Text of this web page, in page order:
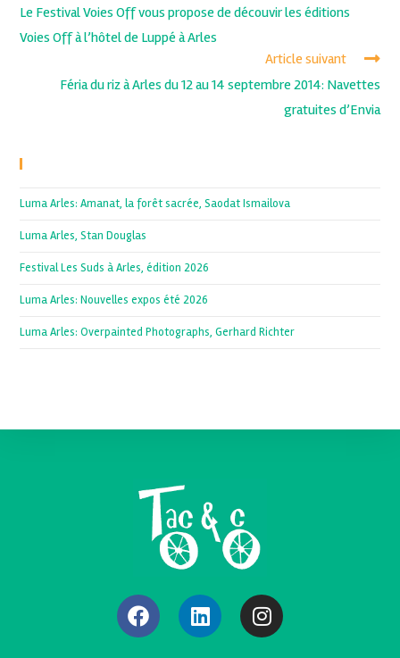
Le Festival Voies Off vous propose de découvir les éditions
Voies Off à l’hôtel de Luppé à Arles
Article suivant
Féria du riz à Arles du 12 au 14 septembre 2014: Navettes
gratuites d’Envia
Luma Arles: Amanat, la forêt sacrée, Saodat Ismailova
Luma Arles, Stan Douglas
Festival Les Suds à Arles, édition 2026
Luma Arles: Nouvelles expos été 2026
Luma Arles: Overpainted Photographs, Gerhard Richter